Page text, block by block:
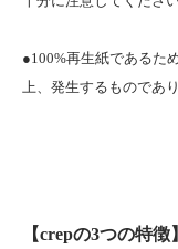
●100%再生紙であるた
上、発生するものであ
【crepの3つの特徴】